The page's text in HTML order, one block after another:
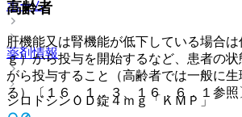
ホーム
薬剤情報
シロドシンＯＤ錠４ｍｇ「ＫＭＰ」
高齢者
肝機能又は腎機能が低下している場合
ｇ）から投与を開始するなど、患者の
がら投与すること（高齢者では一般に
る）〔１６．１．３、１６．６．１参照